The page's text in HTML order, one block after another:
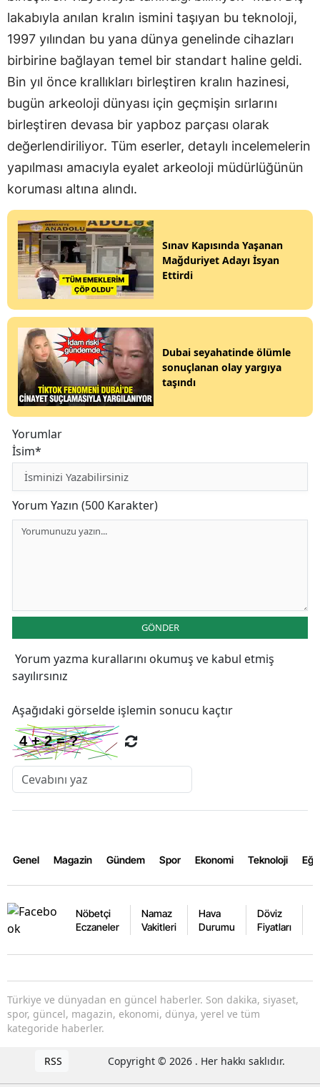
lakabıyla anılan kralın ismini taşıyan bu teknoloji,
1997 yılından bu yana dünya genelinde cihazları
birbirine bağlayan temel bir standart haline geldi.
Bin yıl önce krallıkları birleştiren kralın hazinesi,
bugün arkeoloji dünyası için geçmişin sırlarını
birleştiren devasa bir yapboz parçası olarak
değerlendiriliyor. Tüm eserler, detaylı incelemelerin
yapılması amacıyla eyalet arkeoloji müdürlüğünün
koruması altına alındı.
Sınav Kapısında Yaşanan
Mağduriyet Adayı İsyan
Ettirdi
Dubai seyahatinde ölümle
sonuçlanan olay yargıya
taşındı
Yorumlar
İsim*
Yorum Yazın (500 Karakter)
GÖNDER
Yorum yazma kurallarını okumuş ve kabul etmiş
sayılırsınız
Aşağıdaki görselde işlemin sonucu kaçtır
Genel Magazin Gündem Spor Ekonomi Teknoloji
Nöbetçi
Eczaneler
Namaz
Vakitleri
Hava
Durumu
Döviz
Fiyatları
Türkiye ve dünyadan en güncel haberler. Son dakika, siyaset,
spor, güncel, magazin, ekonomi, dünya, yerel ve tüm
kategoride haberler.
RSS Copyright © 2026 . Her hakkı saklıdır.